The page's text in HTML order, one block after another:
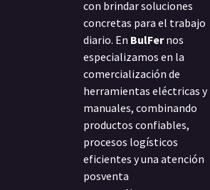
con brindar soluciones
concretas para el trabajo
diario. En BulFernos
especializamos en la
comercialización de
herramientas eléctricas y
manuales, combinando
productos confiables,
procesos logísticos
eficientes y una atención
posventa